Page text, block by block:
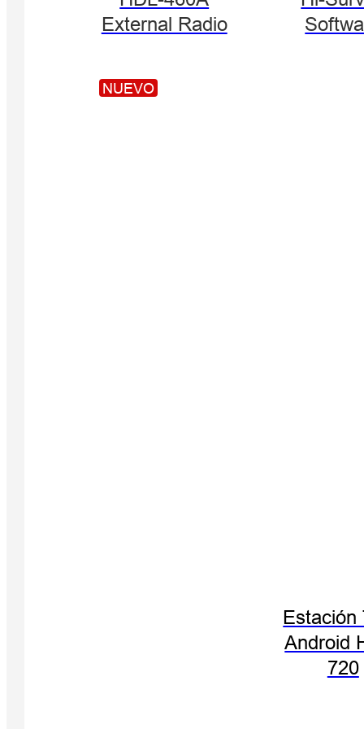
External Radio
NUEVO
Estación
Android
720